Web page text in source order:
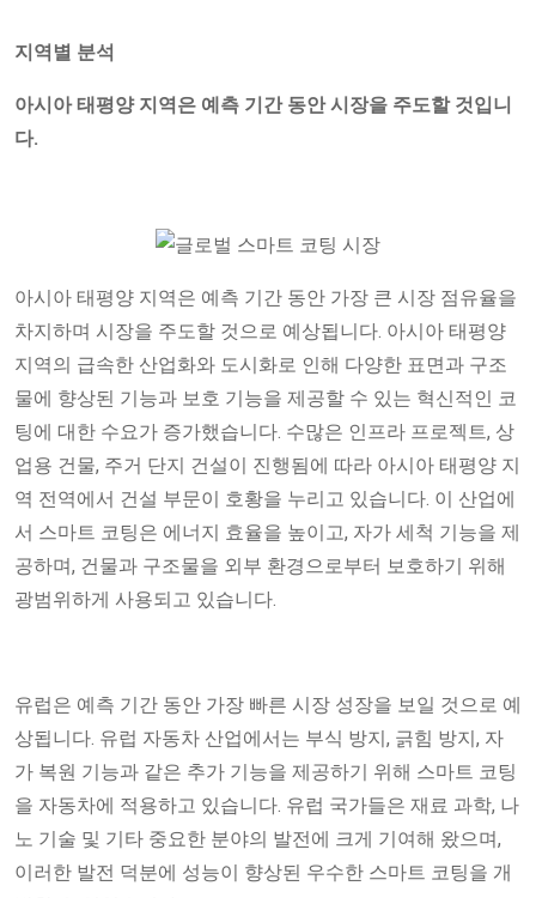
지역별 분석
아시아 태평양 지역은 예측 기간 동안 시장을 주도할 것입니
다.
아시아 태평양 지역은 예측 기간 동안 가장 큰 시장 점유율을
차지하며 시장을 주도할 것으로 예상됩니다. 아시아 태평양
지역의 급속한 산업화와 도시화로 인해 다양한 표면과 구조
물에 향상된 기능과 보호 기능을 제공할 수 있는 혁신적인 코
팅에 대한 수요가 증가했습니다. 수많은 인프라 프로젝트, 상
업용 건물, 주거 단지 건설이 진행됨에 따라 아시아 태평양 지
역 전역에서 건설 부문이 호황을 누리고 있습니다. 이 산업에
서 스마트 코팅은 에너지 효율을 높이고, 자가 세척 기능을 제
공하며, 건물과 구조물을 외부 환경으로부터 보호하기 위해
광범위하게 사용되고 있습니다.
유럽은 예측 기간 동안 가장 빠른 시장 성장을 보일 것으로 예
상됩니다. 유럽 자동차 산업에서는 부식 방지, 긁힘 방지, 자
가 복원 기능과 같은 추가 기능을 제공하기 위해 스마트 코팅
을 자동차에 적용하고 있습니다. 유럽 국가들은 재료 과학, 나
노 기술 및 기타 중요한 분야의 발전에 크게 기여해 왔으며,
이러한 발전 덕분에 성능이 향상된 우수한 스마트 코팅을 개